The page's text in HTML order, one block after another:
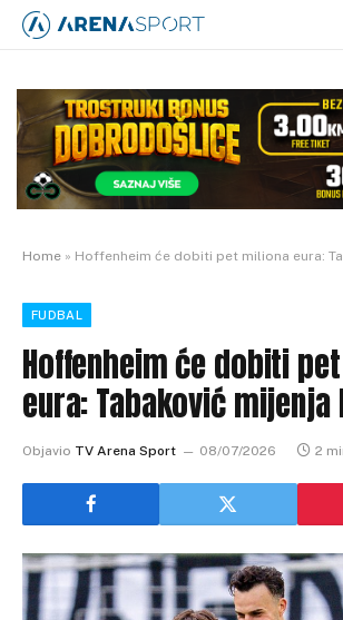
Home » Hoffenheim će dobiti pet miliona eura:
FUDBAL
Hoffenheim će dobiti
eura: Tabaković mijenja
Objavio TV Arena Sport 08/07/2026 2